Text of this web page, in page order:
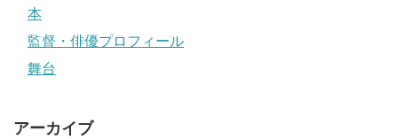
本
監督・俳優プロフィール
舞台
アーカイブ